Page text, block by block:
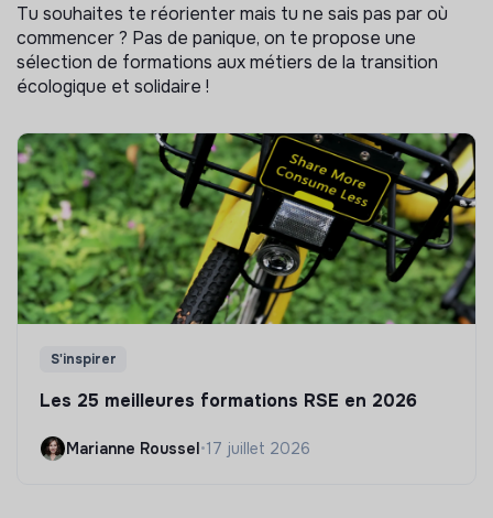
Tu souhaites te réorienter mais tu ne sais pas par où
commencer ? Pas de panique, on te propose une
sélection de formations aux métiers de la transition
écologique et solidaire !
S'inspirer
Les 25 meilleures formations RSE en 2026
Marianne Roussel•17 juillet 2026